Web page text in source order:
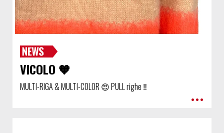
VICOLO 🧡
MULTI-RIGA & MULTI-COLOR 😍 PULL righe ‼️
•••